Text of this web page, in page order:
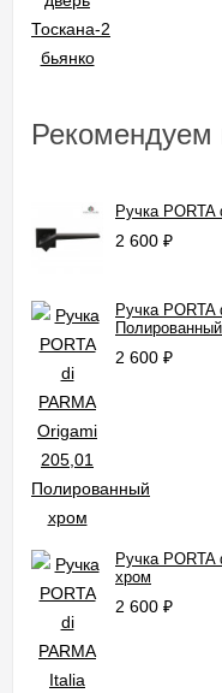
Рекомендуем
Ручка
2 600 ₽
Ручка PORTA
2 600 ₽
Ручка
хром
2 600 ₽